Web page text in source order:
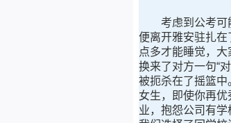
考虑到公考可能
便离开雅安驻扎
点多才能睡觉，
换来了对方一句“
被扼杀在了摇篮中
女生，即使你再
业，抱怨公司有